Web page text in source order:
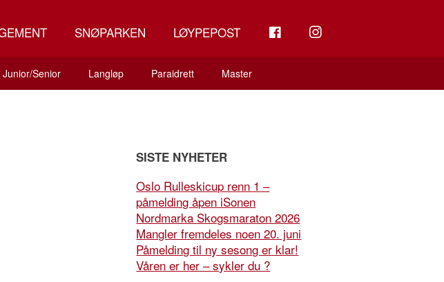
SNØPARKEN LØYPEPOST INSTAGRAM
Junior/Senior Langløp Paraidrett Master
SISTE NYHETER
Oslo Rulleskicup renn 1 –
påmelding åpen iSonen
Nordmarka Skogsmaraton 2026
Mangler fremdeles noen 20. juni
Påmelding til ny sesong er klar!
Våren er her – sykler du ?